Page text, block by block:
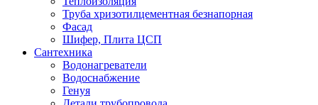
Труба хризотилцементная безнапорная
Фасад
Шифер, Плита ЦСП
Сантехника
Водонагреватели
Водоснабжение
Генуя